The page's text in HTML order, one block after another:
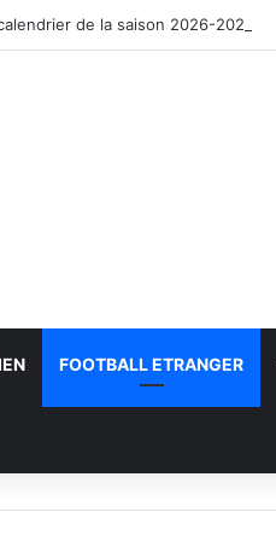
de la saison 2026-2027
FOOTBALL ETRANGER